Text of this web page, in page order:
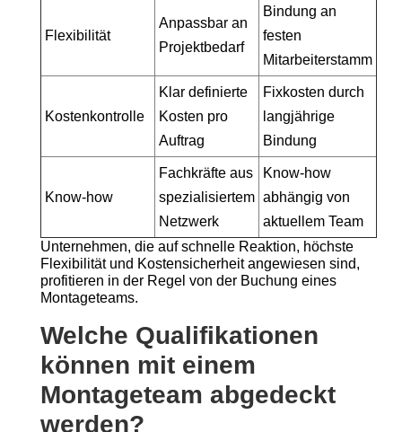
Flexibilität
Anpassbar an
Projektbedarf
Bindung an
festen
Mitarbeiterstamm
Kostenkontrolle
Klar definierte
Kosten pro
Auftrag
Fixkosten durch
langjährige
Bindung
Know-how
Fachkräfte aus
spezialisiertem
Netzwerk
Know-how
abhängig von
aktuellem Team
Unternehmen, die auf schnelle Reaktion, höchste
Flexibilität und Kostensicherheit angewiesen sind,
profitieren in der Regel von der Buchung eines
Montageteams.
Welche Qualifikationen
können mit einem
Montageteam abgedeckt
werden?